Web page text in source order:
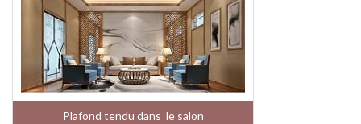
Plafond tendu dans le salon